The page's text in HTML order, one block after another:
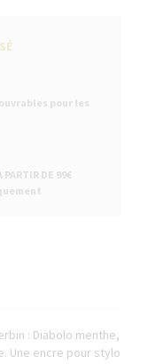
pour les
PARTIR DE 99€
: Diabolo menthe,
Une encre pour stylo